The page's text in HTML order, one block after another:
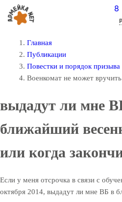
8
Главная
Публикации
Повестки и порядок призыва
Военкомат не может
выдадут ли мне
ближайший
или когда
Если у меня отсрочка в связи с
октября 2014, выдадут ли мне ВБ в